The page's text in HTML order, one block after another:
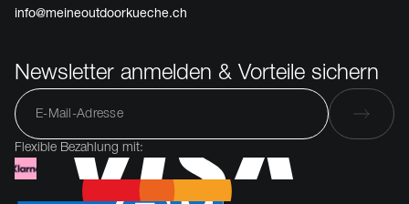
info@meineoutdoorkueche.ch
Newsletter anmelden & Vorteile sichern
Flexible Bezahlung mit: